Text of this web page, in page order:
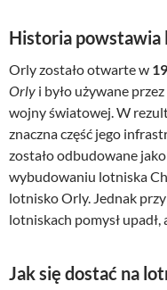
Historia powstawia
Orly zostało otwarte w
Orly i było używane
wojny światowej. W
znaczna część jego
zostało odbudowane
wybudowaniu lotniska
lotnisko Orly. Jednak
lotniskach pomysł upadł,
Jak się dostać na